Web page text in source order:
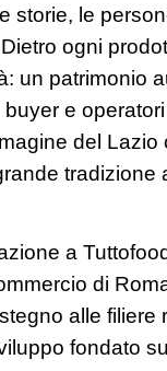
storie, le
ogni
un patrimonio
buyer e
del
tradizione
a
di
alle
fondato